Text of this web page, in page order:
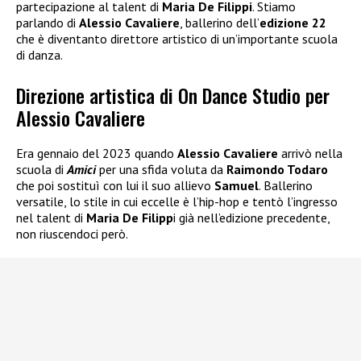
partecipazione al talent di Maria De Filippi. Stiamo
parlando di Alessio Cavaliere , ballerino dell’edizione 22
che è diventanto direttore artistico di un’importante scuola
di danza.
Direzione artistica di On Dance Studio per
Alessio Cavaliere
Era gennaio del 2023 quando Alessio Cavaliere arrivò nella
scuola diAmiciper una sfida voluta da Raimondo Todaro
che poi sostituì con lui il suo allievo Samuel. Ballerino
versatile, lo stile in cui eccelle è l’hip-hop e tentò l’ingresso
nel talent di Maria De Filippi già nell’edizione precedente,
non riuscendoci però.